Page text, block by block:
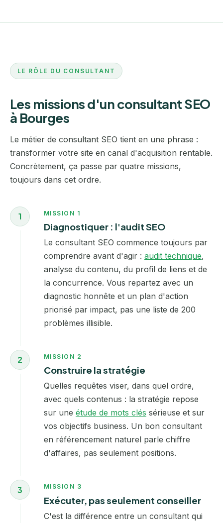
LE RÔLE DU CONSULTANT
Les missions d'un consultant SEO
à Bourges
Le métier de consultant SEO tient en une phrase :
transformer votre site en canal d'acquisition rentable.
Concrètement, ça passe par quatre missions,
toujours dans cet ordre.
1 MISSION 1
Diagnostiquer : l'audit SEO
Le consultant SEO commence toujours par
comprendre avant d'agir : audit technique,
analyse du contenu, du profil de liens et de
la concurrence. Vous repartez avec un
diagnostic honnête et un plan d'action
priorisé par impact, pas une liste de 200
problèmes illisible.
2 MISSION 2
Construire la stratégie
Quelles requêtes viser, dans quel ordre,
avec quels contenus : la stratégie repose
sur une étude de mots clés sérieuse et sur
vos objectifs business. Un bon consultant
en référencement naturel parle chiffre
d'affaires, pas seulement positions.
3 MISSION 3
Exécuter, pas seulement conseiller
C'est la différence entre un consultant qui